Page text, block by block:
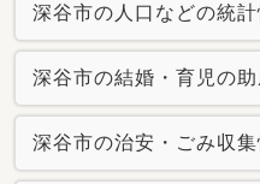
深谷市の人口などの統計
深谷市の結婚・育児の助
深谷市の治安・ごみ収集